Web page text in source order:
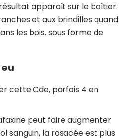
apparaît sur le boîtier.
et aux brindilles quand
les bois, sous forme de
cette Cde, parfois 4 en
peut faire augmenter
sanguin, la rosacée est plus